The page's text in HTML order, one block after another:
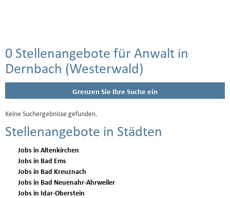
0 Stellenangebote für Anwalt in
Dernbach (Westerwald)
Grenzen Sie Ihre Suche ein
Keine Suchergebnisse gefunden.
Stellenangebote in Städten
Jobs in Altenkirchen
Jobs in Bad Ems
Jobs in Bad Kreuznach
Jobs in Bad Neuenahr-Ahrweiler
Jobs in Idar-Oberstein